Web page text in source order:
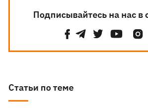
Подписывайтесь на нас в
Статьи по теме